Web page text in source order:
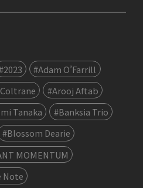
#Adam O’Farrill
#Arooj Aftab
Tanaka
#Banksia Trio
#Blossom Dearie
MOMENTUM
Note